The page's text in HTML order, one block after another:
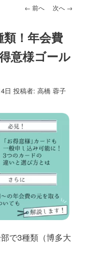
投
ナ
ゲ
シ
ン
← 前へ 次へ →
！年会費
意様ゴール
日 投稿者:高橋 蓉子
で3種類（博多大